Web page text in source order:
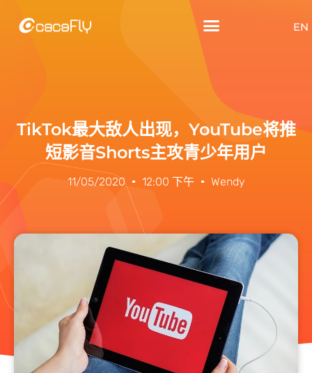
EN
TikTok最大敌人出现，YouTube将推
短影音Shorts主攻青少年用户
11/05/2020 12:00 下午 Wendy